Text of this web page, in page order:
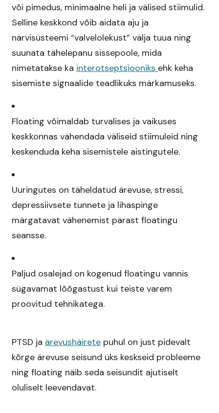
või pimedus, minimaalne heli ja välised stiimulid.
Selline keskkond võib aidata aju ja
närvisüsteemi “valvelolekust” välja tuua ning
suunata tähelepanu sissepoole, mida
nimetatakse ka interotseptsiooniks ehk keha
sisemiste signaalide teadlikuks märkamuseks.​
Floating võimaldab turvalises ja vaikuses
keskkonnas vähendada väliseid stiimuleid ning
keskenduda keha sisemistele aistingutele.​
Uuringutes on täheldatud ärevuse, stressi,
depressiivsete tunnete ja lihaspinge
märgatavat vähenemist pärast floatingu
seansse.​
Paljud osalejad on kogenud floatingu vannis
sügavamat lõõgastust kui teiste varem
proovitud tehnikatega.​
PTSD ja ärevushäirete puhul on just pidevalt
kõrge ärevuse seisund üks keskseid probleeme
ning floating näib seda seisundit ajutiselt
oluliselt leevendavat.​